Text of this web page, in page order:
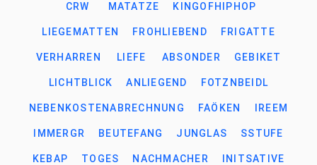
CRW MATATZE KINGOFHIPHOP
LIEGEMATTEN FROHLIEBEND FRIGATTE
VERHARREN LIEFE ABSONDER GEBIKET
LICHTBLICK ANLIEGEND FOTZNBEIDL
NEBENKOSTENABRECHNUNG FAÖKEN IREEM
IMMERGR BEUTEFANG JUNGLAS SSTUFE
KEBAP TOGES NACHMACHER INITSATIVE